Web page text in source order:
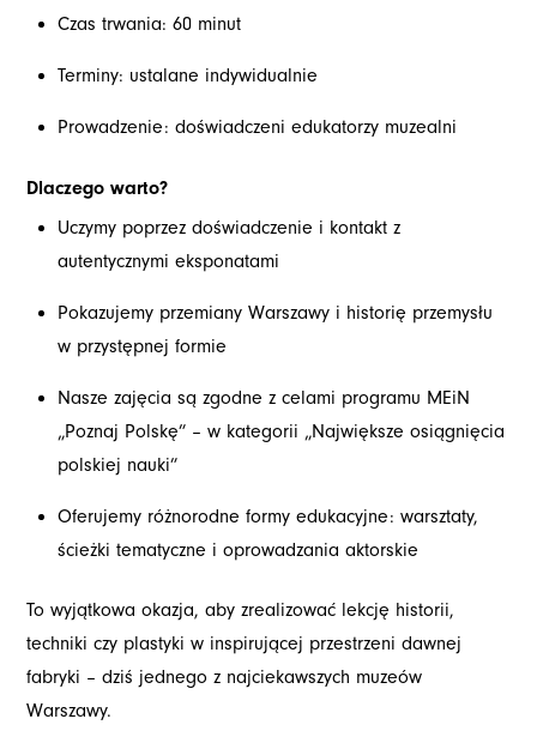
Czas trwania: 60 minut
Terminy: ustalane indywidualnie
Prowadzenie: doświadczeni edukatorzy muzealni
Dlaczego warto?
Uczymy poprzez doświadczenie i kontakt z
autentycznymi eksponatami
Pokazujemy przemiany Warszawy i historię przemysłu
w przystępnej formie
Nasze zajęcia są zgodne z celami programu MEiN
„Poznaj Polskę” – w kategorii „Największe osiągnięcia
polskiej nauki”
Oferujemy różnorodne formy edukacyjne: warsztaty,
ścieżki tematyczne i oprowadzania aktorskie
To wyjątkowa okazja, aby zrealizować lekcję historii,
techniki czy plastyki w inspirującej przestrzeni dawnej
fabryki – dziś jednego z najciekawszych muzeów
Warszawy.